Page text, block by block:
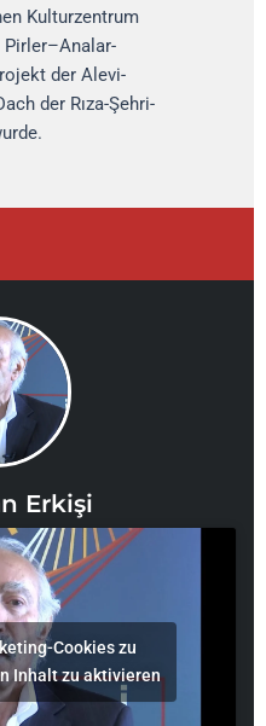
Kulturzentrum
Pirler–Analar-
der Alevi-
der Rıza-Şehri-
Erkişi
Cookies zu
Inhalt zu aktivieren